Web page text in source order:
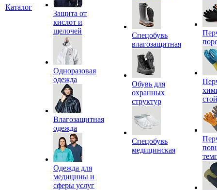
Каталог
Защита от
кислот и
щелочей
Одноразовая
одежда
Влагозащитная
одежда
Одежда для
медицины и
сферы услуг
Спецобувь
влагозащитная
Обувь для
охранных
структур
Спецобувь
медицинская